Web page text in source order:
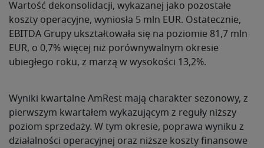
Wartość dekonsolidacji, wykazanej jako pozostałe
koszty operacyjne, wyniosła 5 mln EUR. Ostatecznie,
EBITDA Grupy ukształtowała się na poziomie 81,7 mln
EUR, o 0,7% więcej niż porównywalnym okresie
ubiegłego roku, z marżą w wysokości 13,2%.
Wyniki kwartalne AmRest mają charakter sezonowy, z
pierwszym kwartałem wykazującym z reguły niższy
poziom sprzedaży. W tym okresie, poprawa wyniku z
działalności operacyjnej oraz niższe koszty finansowe